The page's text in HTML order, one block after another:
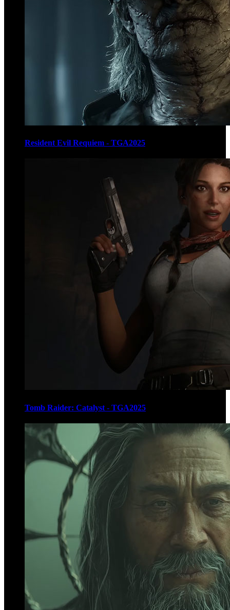
Resident Evil Requiem - TGA2025
Tomb Raider: Catalyst - TGA2025